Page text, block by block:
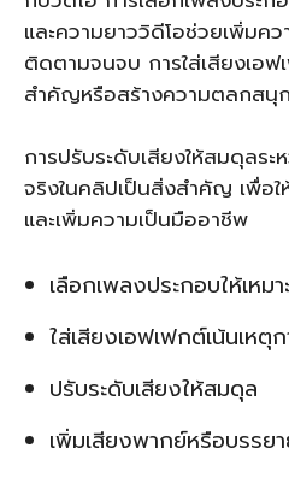
และความยาววิดีโอช่วยเพิ่มค
ติดตามจนจบ การใส่เสียงเอ
สำคัญหรือสร้างความตลกสนุก
การปรับระดับเสียงให้สมดุลร
จริงในคลิปเป็นสิ่งสำคัญ เพื่อ
และเพิ่มความเป็นมืออาชีพ
เลือกเพลงประกอบให้เหมา
ใส่เสียงเอฟเฟกต์เน้นเห
ปรับระดับเสียงให้สมดุล
เพิ่มเสียงพากย์หรือบรรย